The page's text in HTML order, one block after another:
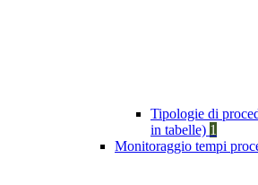
Tipologie di
in tabelle) 1
Monitoraggio tempi